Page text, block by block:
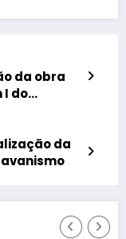
da obra
I do
da